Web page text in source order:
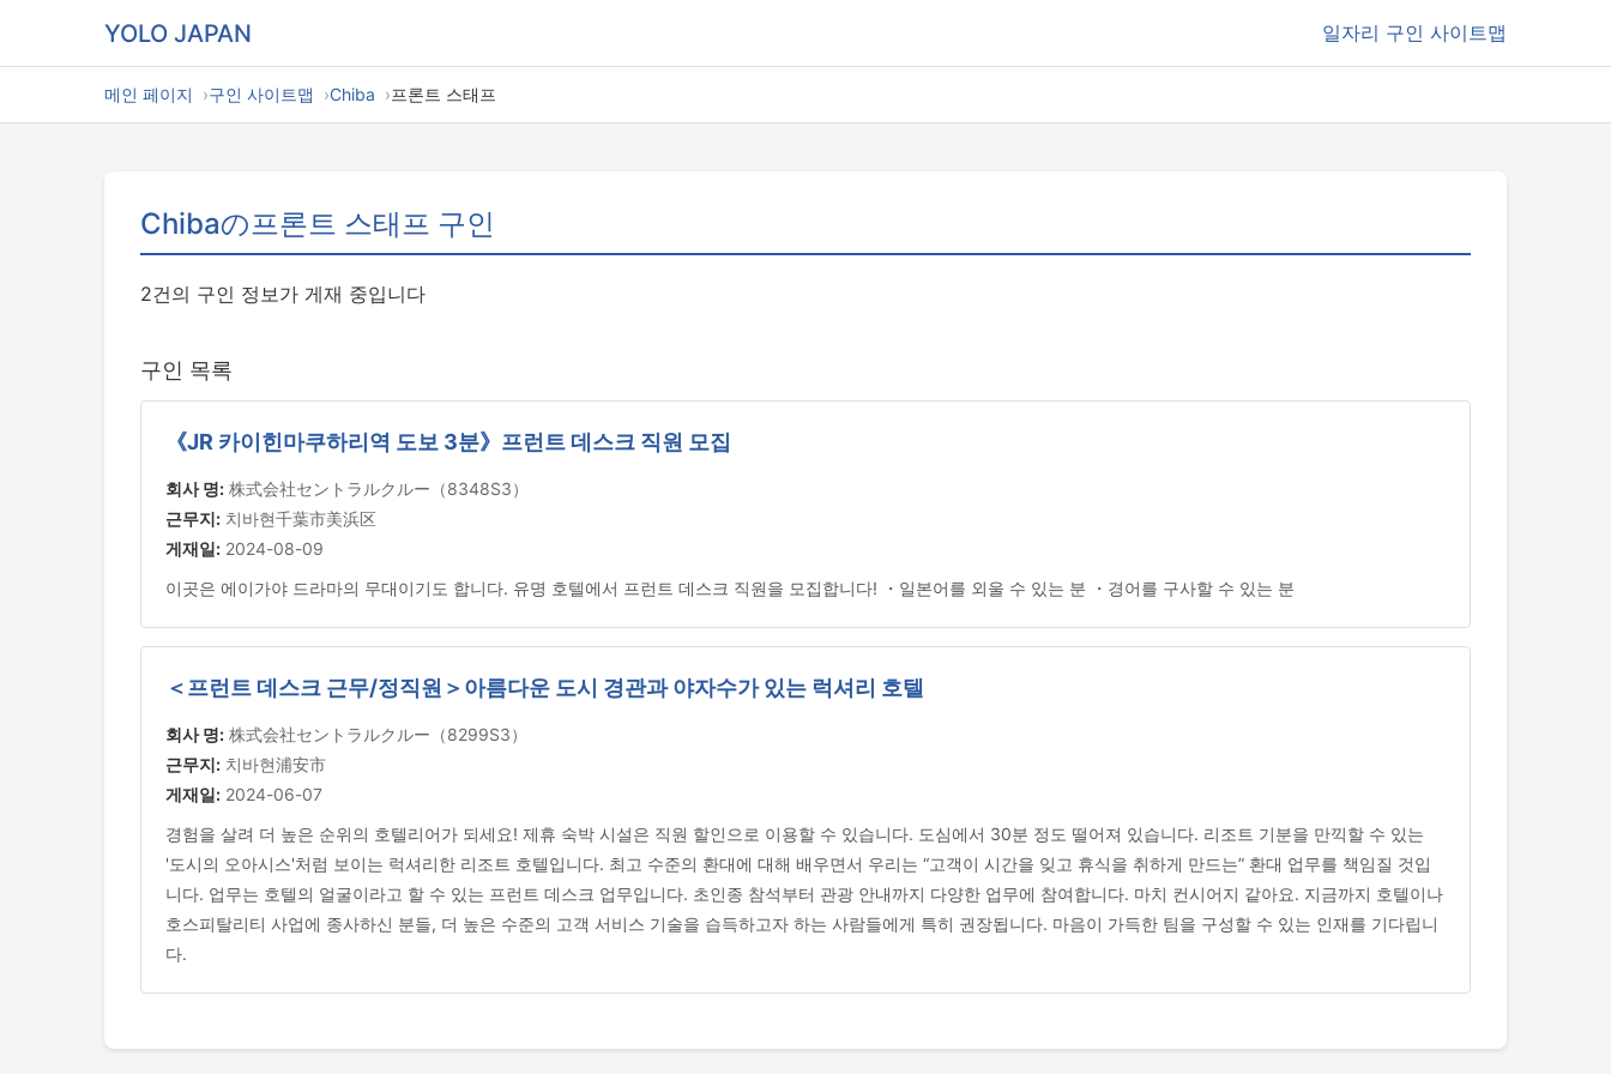
YOLO JAPAN 일자리 구인 사이트맵
메인 페이지 구인 사이트맵 Chiba 프론트 스태프
Chibaの프론트 스태프 구인
2건의 구인 정보가 게재 중입니다
구인 목록
《JR 카이힌마쿠하리역 도보 3분》프런트 데스크 직원 모집
회사 명: 株式会社セントラルクルー（8348S3）
근무지: 치바현千葉市美浜区
게재일: 2024-08-09
이곳은 에이가야 드라마의 무대이기도 합니다. 유명 호텔에서 프런트 데스크 직원을 모집합니다! ・일본어를 외울 수 있는 분 ・경어를 구사할 수 있는 분
＜프런트 데스크 근무/정직원＞아름다운 도시 경관과 야자수가 있는 럭셔리 호텔
회사 명: 株式会社セントラルクルー（8299S3）
근무지: 치바현浦安市
게재일: 2024-06-07
경험을 살려 더 높은 순위의 호텔리어가 되세요! 제휴 숙박 시설은 직원 할인으로 이용할 수 있습니다. 도심에서 30분 정도 떨어져 있습니다. 리조트 기분을 만끽할 수 있는
'도시의 오아시스'처럼 보이는 럭셔리한 리조트 호텔입니다. 최고 수준의 환대에 대해 배우면서 우리는 “고객이 시간을 잊고 휴식을 취하게 만드는” 환대 업무를 책임질 것입
니다. 업무는 호텔의 얼굴이라고 할 수 있는 프런트 데스크 업무입니다. 초인종 참석부터 관광 안내까지 다양한 업무에 참여합니다. 마치 컨시어지 같아요. 지금까지 호텔이나
호스피탈리티 사업에 종사하신 분들, 더 높은 수준의 고객 서비스 기술을 습득하고자 하는 사람들에게 특히 권장됩니다. 마음이 가득한 팀을 구성할 수 있는 인재를 기다립니
다.